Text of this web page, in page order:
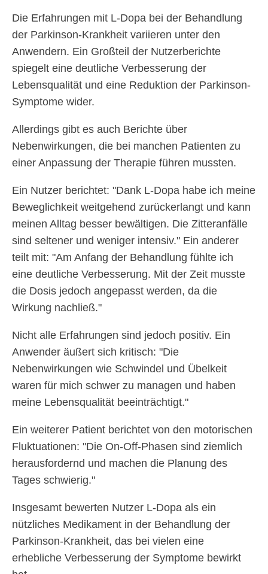
Die Erfahrungen mit L-Dopa bei der Behandlung
der Parkinson-Krankheit variieren unter den
Anwendern. Ein Großteil der Nutzerberichte
spiegelt eine deutliche Verbesserung der
Lebensqualität und eine Reduktion der Parkinson-
Symptome wider.
Allerdings gibt es auch Berichte über
Nebenwirkungen, die bei manchen Patienten zu
einer Anpassung der Therapie führen mussten.
Ein Nutzer berichtet: "Dank L-Dopa habe ich meine
Beweglichkeit weitgehend zurückerlangt und kann
meinen Alltag besser bewältigen. Die Zitteranfälle
sind seltener und weniger intensiv." Ein anderer
teilt mit: "Am Anfang der Behandlung fühlte ich
eine deutliche Verbesserung. Mit der Zeit musste
die Dosis jedoch angepasst werden, da die
Wirkung nachließ."
Nicht alle Erfahrungen sind jedoch positiv. Ein
Anwender äußert sich kritisch: "Die
Nebenwirkungen wie Schwindel und Übelkeit
waren für mich schwer zu managen und haben
meine Lebensqualität beeinträchtigt."
Ein weiterer Patient berichtet von den motorischen
Fluktuationen: "Die On-Off-Phasen sind ziemlich
herausfordernd und machen die Planung des
Tages schwierig."
Insgesamt bewerten Nutzer L-Dopa als ein
nützliches Medikament in der Behandlung der
Parkinson-Krankheit, das bei vielen eine
erhebliche Verbesserung der Symptome bewirkt